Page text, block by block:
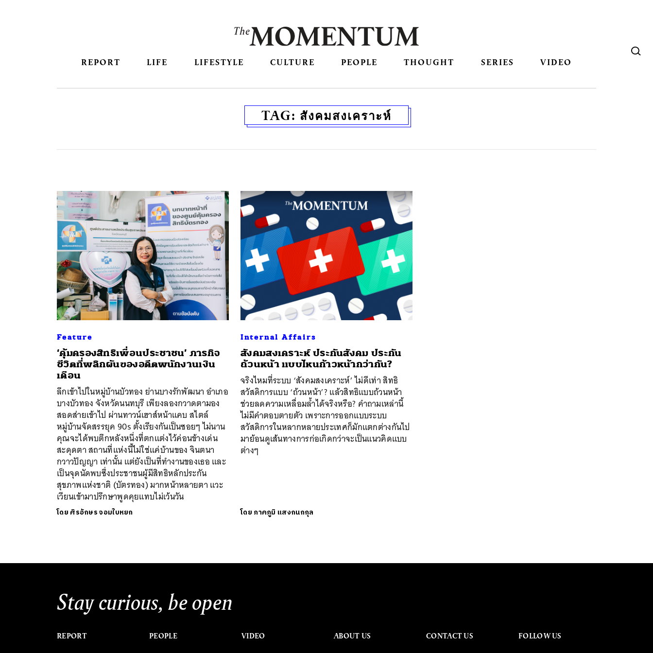
REPORT LIFE LIFESTYLE CULTURE PEOPLE THOUGHT SERIES VIDEO
TAG: สังคมสงเคราะห์
Feature
‘คุ้มครองสิทธิเพื่อนประชาชน’ ภารกิจ
ชีวิตที่พลิกผันของอดีตพนักงานเงิน
เดือน
ลึกเข้าไปในหมู่บ้านบัวทอง ย่านบางรักพัฒนา อำเภอ
บางบัวทอง จังหวัดนนทบุรี เพียงลองกวาดตามอง
สอดส่ายเข้าไป ผ่านทาวน์เฮาส์หน้าแคบ สไตล์
หมู่บ้านจัดสรรยุค 90s ตั้งเรียงกันเป็นซอยๆ ไม่นาน
คุณจะได้พบตึกหลังหนึ่งที่ตกแต่งไว้ค่อนข้างเด่น
สะดุดตา สถานที่แห่งนี้ไม่ใช่แค่บ้านของ จินตนา
กวาวปัญญา เท่านั้น แต่ยังเป็นที่ทำงานของเธอ และ
เป็นจุดนัดพบซึ่งประชาชนผู้มีสิทธิหลักประกัน
สุขภาพแห่งชาติ (บัตรทอง) มากหน้าหลายตา แวะ
เวียนเข้ามาปรึกษาพูดคุยแทบไม่เว้นวัน
โดย ศิรอักษร จอมใบหยก
Internal Affairs
สังคมสงเคราะห์ ประกันสังคม ประกัน
ถ้วนหน้า แบบไหนก้าวหน้ากว่ากัน?
จริงไหมที่ระบบ ‘สังคมสงเคราะห์’ ไม่ดีเท่า สิทธิ
สวัสดิการแบบ ‘ถ้วนหน้า’? แล้วสิทธิแบบถ้วนหน้า
ช่วยลดความเหลื่อมล้ำได้จริงหรือ? คำถามเหล่านี้
ไม่มีคำตอบตายตัว เพราะการออกแบบระบบ
สวัสดิการในหลากหลายประเทศก็มักแตกต่างกันไป
มาย้อนดูเส้นทางการก่อเกิดกว่าจะเป็นแนวคิดแบบ
ต่างๆ
โดย ภาคภูมิ แสงกนกกุล
Stay curious, be open
REPORT PEOPLE VIDEO ABOUT US CONTACT US FOLLOW US
SHARE TWEET LINE EMAIL